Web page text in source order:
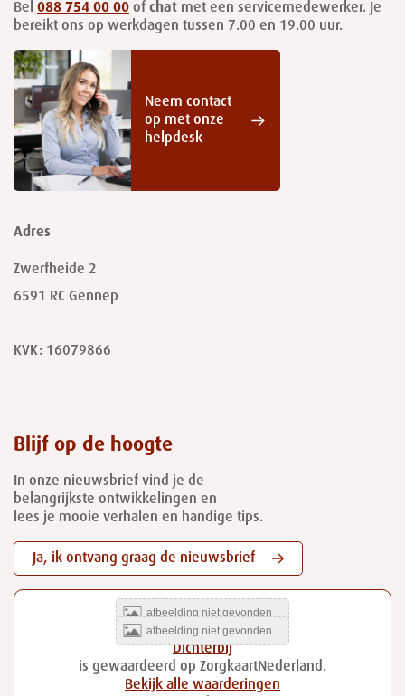
Bel 088 754 00 00 of chat met een servicemedewerker. Je
bereikt ons op werkdagen tussen 7.00 en 19.00 uur.
Neem contact
op met onze
helpdesk
Adres
Zwerfheide 2
6591 RC Gennep
KVK: 16079866
Blijf op de hoogte
In onze nieuwsbrief vind je de
belangrijkste ontwikkelingen en
lees je mooie verhalen en handige tips.
Ja, ik ontvang graag de nieuwsbrief
Dichterbij
is gewaardeerd op ZorgkaartNederland.
Bekijk alle waarderingen